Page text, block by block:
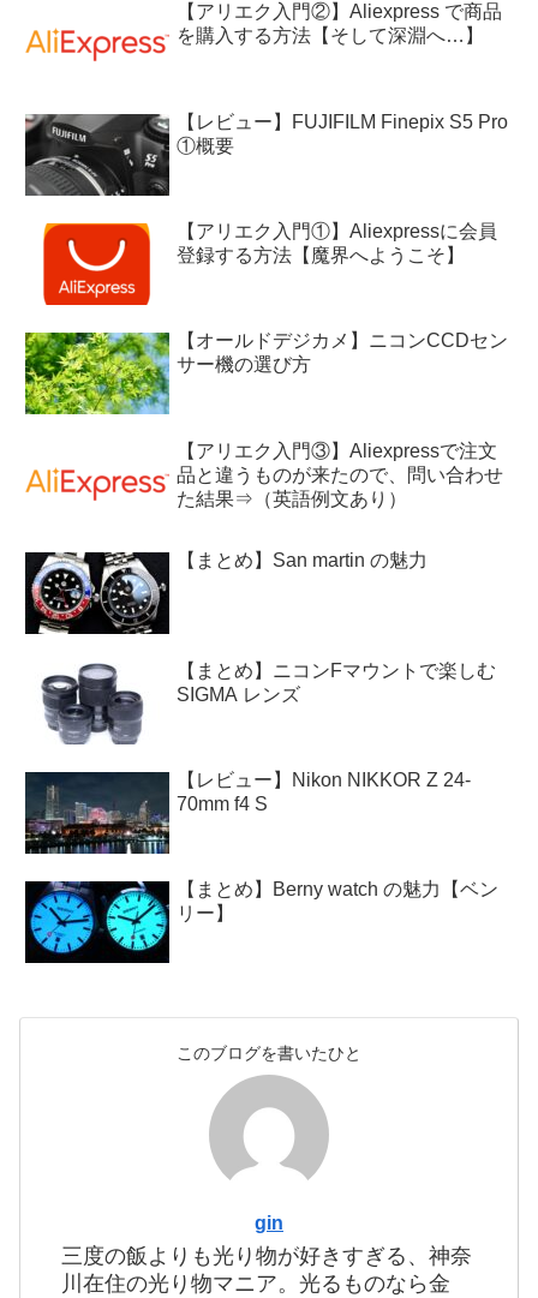
【アリエク入門②】Aliexpress で商品
を購入する方法【そして深淵へ…】
【レビュー】FUJIFILM Finepix S5 Pro
①概要
【アリエク入門①】Aliexpressに会員
登録する方法【魔界へようこそ】
【オールドデジカメ】ニコンCCDセン
サー機の選び方
【アリエク入門③】Aliexpressで注文
品と違うものが来たので、問い合わせ
た結果⇒（英語例文あり）
【まとめ】San martin の魅力
【まとめ】ニコンFマウントで楽しむ
SIGMA レンズ
【レビュー】Nikon NIKKOR Z 24-
70mm f4 S
【まとめ】Berny watch の魅力【ベン
リー】
このブログを書いたひと
gin
三度の飯よりも光り物が好きすぎる、神奈
川在住の光り物マニア。光るものなら金